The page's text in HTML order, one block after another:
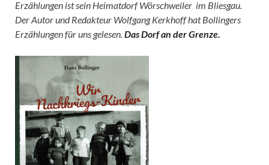
Erzählungen ist sein Heimatdorf Wörschweiler im Bliesgau.
Der Autor und Redakteur Wolfgang Kerkhoff hat Bollingers
Erzählungen für uns gelesen.Das Dorf an der Grenze.